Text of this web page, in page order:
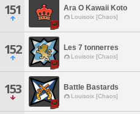
151 Ara O Kawaii Koto
Louisoix [Chaos]
152 Les 7 tonnerres
Louisoix [Chaos]
153 Battle Bastards
Louisoix [Chaos]